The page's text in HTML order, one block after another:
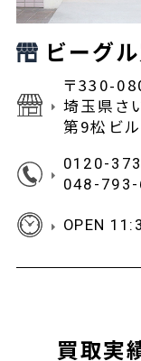
ビーグ
〒330-
埼玉県さ
第9松ビ
0120-
048-
OPEN
買取実